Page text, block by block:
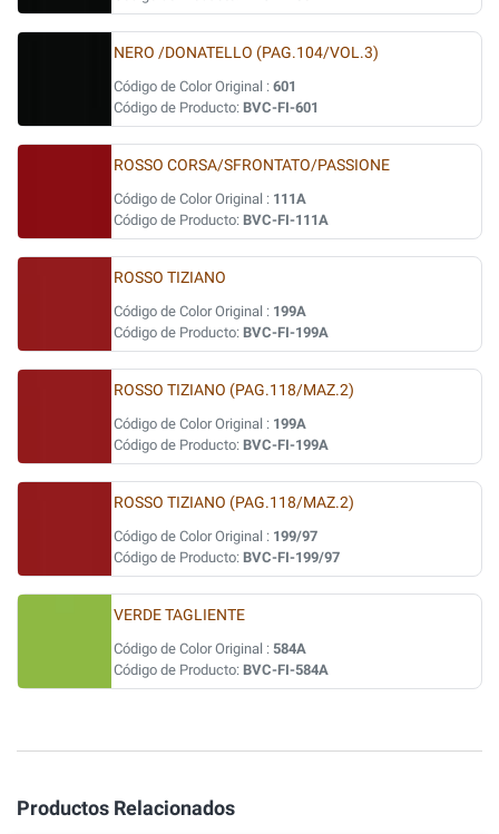
NERO /DONATELLO (PAG.104/VOL.3)
Código de Color Original : 601
Código de Producto: BVC-FI-601
ROSSO CORSA/SFRONTATO/PASSIONE
Código de Color Original : 111A
Código de Producto: BVC-FI-111A
ROSSO TIZIANO
Código de Color Original : 199A
Código de Producto: BVC-FI-199A
ROSSO TIZIANO (PAG.118/MAZ.2)
Código de Color Original : 199A
Código de Producto: BVC-FI-199A
ROSSO TIZIANO (PAG.118/MAZ.2)
Código de Color Original : 199/97
Código de Producto: BVC-FI-199/97
VERDE TAGLIENTE
Código de Color Original : 584A
Código de Producto: BVC-FI-584A
Productos Relacionados